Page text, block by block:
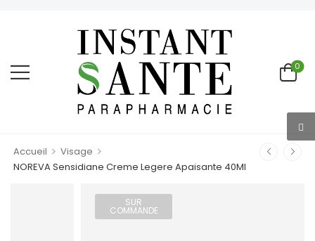
0
Accueil > Visage >
NOREVA Sensidiane Creme Legere Apaisante 40Ml
SUR
COMMANDE